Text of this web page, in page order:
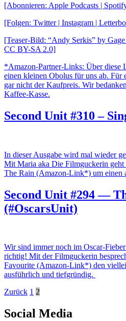
[Abonnieren: Apple Podcasts |
[Folgen: Twitter | Instagram |
[Teaser-Bild: “Andy Serkis” by
CC BY-SA 2.0]
*Amazon-Partner-Links: Über diese
einen kleinen Obolus für uns ab. Für
gar nicht der Kaufpreis. Wir
Kaffee-Kasse.
Second Unit #310 –
In dieser Ausgabe wird mal wieder
Mit Maria aka Die Filmguckerin geht
The Rain (Amazon-Link*) um einen
Second Unit #294 —
(#OscarsUnit)
Wir sind immer noch im Oscar-
richtig! Mit der Filmguckerin
Favourite (Amazon-Link*) den
ausführlich und tiefgründig.
Beitragsnavigation
Zurück 1 2
Social Media